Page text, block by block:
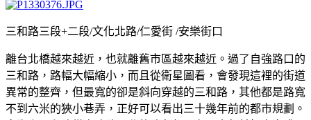
三和路三段+二段/文化北路/仁愛街 /安樂街口
離台北橋越來越近，也就離舊市區越來越近。過了自強路口的
三和路，路幅大幅縮小，而且從衛星圖看，會發現這裡的街道
異常的整齊，但最寬的卻是斜向穿越的三和路，其他都是路寬
不到六米的狹小巷弄，正好可以看出三十幾年前的都市規劃。